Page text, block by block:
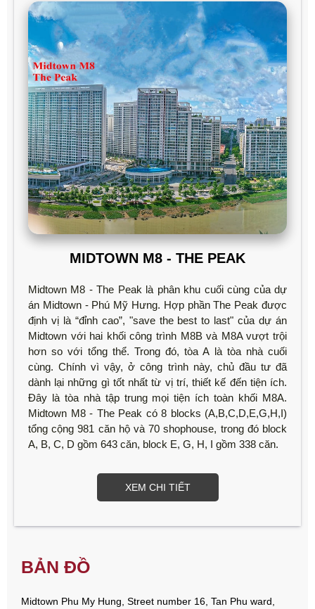
MIDTOWN M8 - THE PEAK
Midtown M8 - The Peak là phân khu cuối cùng của dự
án Midtown - Phú Mỹ Hưng. Hợp phần The Peak được
định vị là “đỉnh cao”, "save the best to last" của dự án
Midtown với hai khối công trình M8B và M8A vượt trội
hơn so với tổng thể. Trong đó, tòa A là tòa nhà cuối
cùng. Chính vì vậy, ở công trình này, chủ đầu tư đã
dành lại những gì tốt nhất từ vị trí, thiết kế đến tiện ích.
Đây là tòa nhà tập trung mọi tiện ích toàn khối M8A.
Midtown M8 - The Peak có 8 blocks (A,B,C,D,E,G,H,I)
tổng cộng 981 căn hộ và 70 shophouse, trong đó block
A, B, C, D gồm 643 căn, block E, G, H, I gồm 338 căn.
XEM CHI TIẾT
BẢN ĐỒ
Midtown Phu My Hung, Street number 16, Tan Phu ward,